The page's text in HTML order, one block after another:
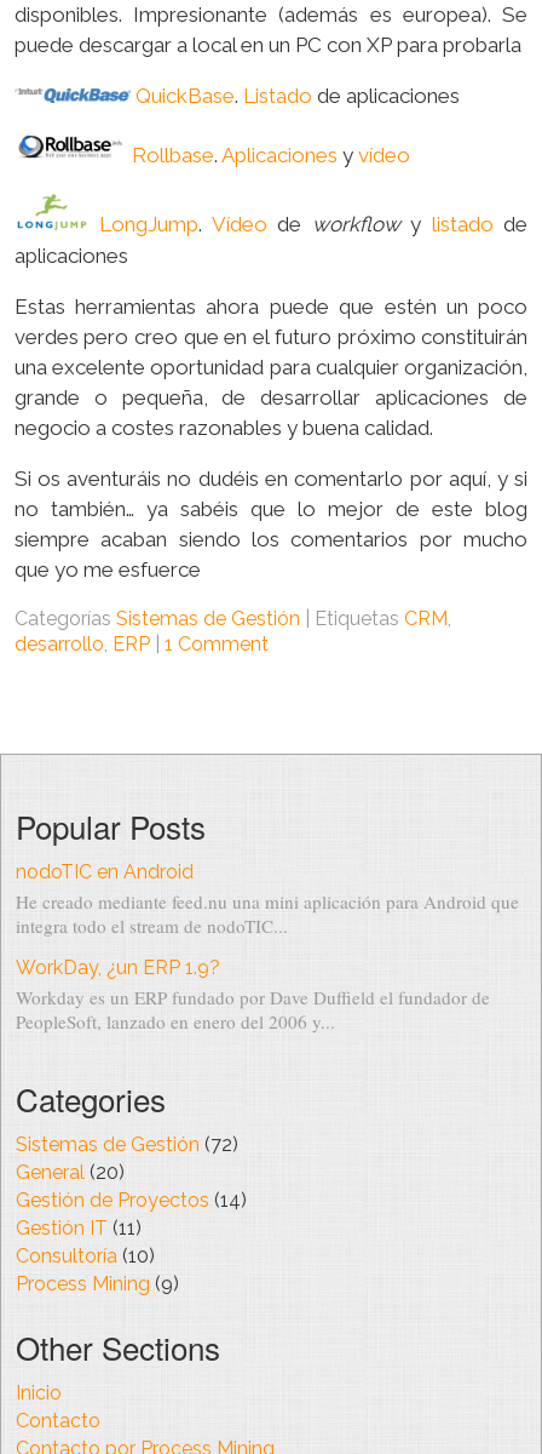
disponibles. Impresionante (además es europea). Se
puede descargar a local en un PC con XP para probarla
QuickBase. Listado de aplicaciones
Rollbase. Aplicaciones y vídeo
LongJump. Vídeo de workflowy listadode
aplicaciones
Estas herramientas ahora puede que estén un poco
verdes pero creo que en el futuro próximo constituirán
una excelente oportunidad para cualquier organización,
grande o pequeña, de desarrollar aplicaciones de
negocio a costes razonables y buena calidad.
Si os aventuráis no dudéis en comentarlo por aquí, y si
no también… ya sabéis que lo mejor de este blog
siempre acaban siendo los comentarios por mucho
que yo me esfuerce
Categorías Sistemas de Gestión Etiquetas CRM,
desarrollo, ERP 1 Comment
Popular Posts
nodoTIC en Android
He creado mediante feed.nu una mini aplicación para Android que
integra todo el stream de nodoTIC...
WorkDay, ¿un ERP 1.9?
Workday es un ERP fundado por Dave Duffield el fundador de
PeopleSoft, lanzado en enero del 2006 y...
Categories
Sistemas de Gestión (72)
General(20)
Gestión de Proyectos (14)
Gestión IT (11)
Consultoría(10)
Process Mining (9)
Other Sections
Inicio
Contacto
Contacto por Process Mining